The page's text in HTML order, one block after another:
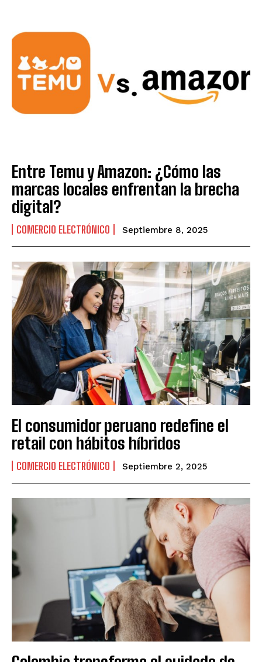
Entre Temu y Amazon: ¿Cómo las
marcas locales enfrentan la brecha
digital?
COMERCIO ELECTRÓNICO Septiembre 8, 2025
El consumidor peruano redefine el
retail con hábitos híbridos
COMERCIO ELECTRÓNICO Septiembre 2, 2025